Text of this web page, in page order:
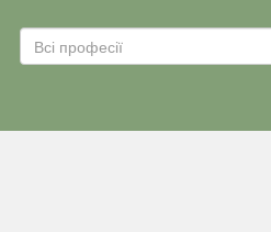
Всі професії